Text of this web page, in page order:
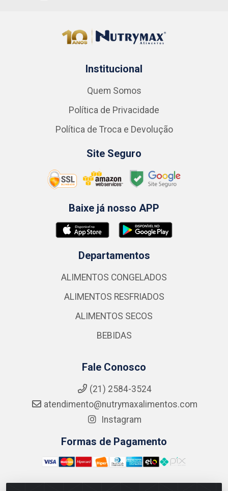
Institucional
Quem Somos
Política de Privacidade
Política de Troca e Devolução
Site Seguro
Baixe já nosso APP
Departamentos
ALIMENTOS CONGELADOS
ALIMENTOS RESFRIADOS
ALIMENTOS SECOS
BEBIDAS
Fale Conosco
(21) 2584-3524
atendimento@nutrymaxalimentos.com
Instagram
Formas de Pagamento